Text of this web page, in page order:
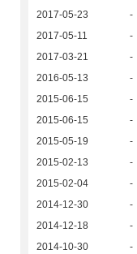
2017-05-23
-
2017-05-11
-
2017-03-21
-
2016-05-13
-
2015-06-15
-
2015-06-15
-
2015-05-19
-
2015-02-13
-
2015-02-04
-
2014-12-30
-
2014-12-18
-
2014-10-30
-